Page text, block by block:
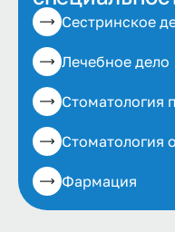
Сестринское
Лечебное дело
Стоматология
Стоматология
Фармация